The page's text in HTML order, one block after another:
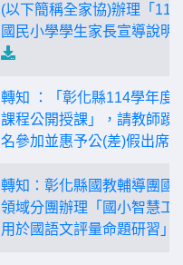
(以下簡稱全家協)辦理「115
國民小學學生家長宣導說明
轉知 ：「彰化縣114學年度
課程公開授課」，請教師踴
名參加並惠予公(差)假出席
轉知：彰化縣國教輔導團國
領域分團辦理「國小智慧工
用於國語文評量命題研習」